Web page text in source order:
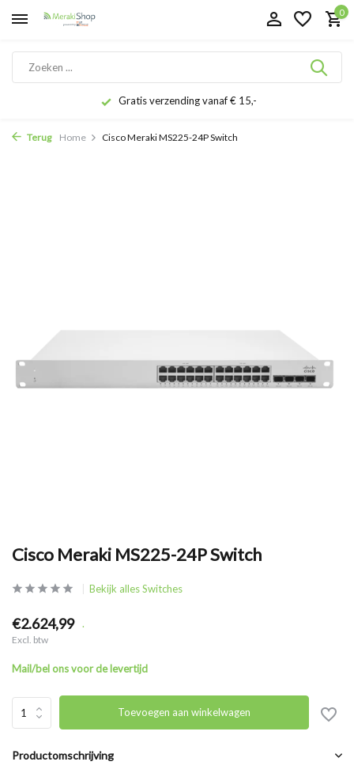
0
Gratis verzending vanaf € 15,-
Terug Home Cisco Meraki MS225-24P Switch
Cisco Meraki MS225-24P Switch
Bekijk alles Switches
€2.624,99 .
Excl. btw
Mail/bel ons voor de levertijd
Toevoegen aan winkelwagen
Productomschrijving